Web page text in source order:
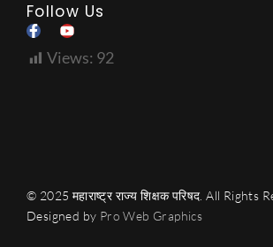
Follow Us
Views: 92
© 2025 महाराष्ट्र राज्य शिक्षक परिषद. All Rights
Designed by Pro Web Graphics